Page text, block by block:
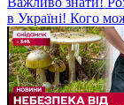
в Україні! Кого